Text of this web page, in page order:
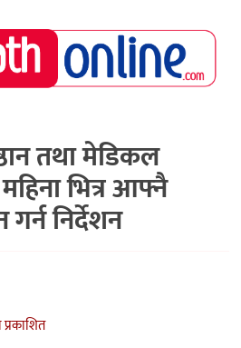
तथा मेडिकल
भित्र आफ्नै
निर्देशन